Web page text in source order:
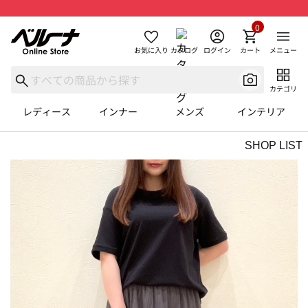
お気に入り カタログ ログイン カート
0
メニュー
カテゴリ
レディース インナー メンズ インテリア
SHOP LIST